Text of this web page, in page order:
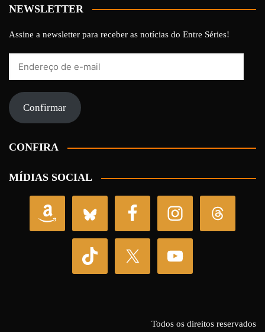
NEWSLETTER
Assine a newsletter para receber as notícias do Entre Séries!
mail Confirmar
CONFIRA
MÍDIAS SOCIAL
Todos os direitos reservados